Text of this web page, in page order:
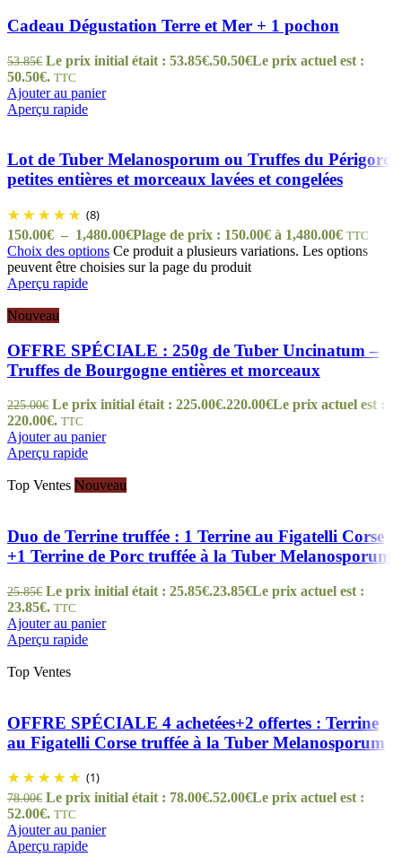
Cadeau Dégustation Terre et Mer + 1 pochon
53.85€ Le prix initial était : 53.85€.50.50€Le prix actuel est :
50.50€. TTC
Ajouter au panier
Aperçu rapide
Lot de Tuber Melanosporum ou Truffes du Périgord
petites entières et morceaux lavées et congelées
(8)
150.00€ – 1,480.00€Plage de prix : 150.00€ à 1,480.00€ TTC
Choix des options Ce produit a plusieurs variations. Les options
peuvent être choisies sur la page du produit
Aperçu rapide
Nouveau
OFFRE SPÉCIALE : 250g de Tuber Uncinatum –
Truffes de Bourgogne entières et morceaux
225.00€ Le prix initial était : 225.00€.220.00€Le prix actuel est :
220.00€. TTC
Ajouter au panier
Aperçu rapide
Top Ventes Nouveau
Duo de Terrine truffée : 1 Terrine au Figatelli Corse
+1 Terrine de Porc truffée à la Tuber Melanosporum
25.85€ Le prix initial était : 25.85€.23.85€Le prix actuel est :
23.85€. TTC
Ajouter au panier
Aperçu rapide
Top Ventes
OFFRE SPÉCIALE 4 achetées+2 offertes : Terrine
au Figatelli Corse truffée à la Tuber Melanosporum
(1)
78.00€ Le prix initial était : 78.00€.52.00€Le prix actuel est :
52.00€. TTC
Ajouter au panier
Aperçu rapide